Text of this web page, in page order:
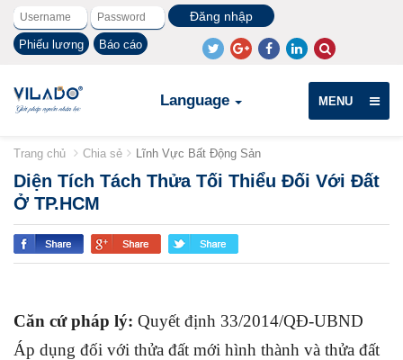
Phiếu lương Báo cáo
Language MENU
Trang chủ Chia sẻ Lĩnh Vực Bất Động Sản
Diện Tích Tách Thửa Tối Thiểu Đối Với Đất
Ở TP.HCM
Căn cứ pháp lý: Quyết định 33/2014/QĐ-UBND
Áp dụng đối với thửa đất mới hình thành và thửa đất